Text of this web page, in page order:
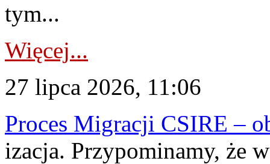
tym...
Więcej...
27 lipca 2026, 11:06
Proces Migracji CSIRE –
izacja. Przypominamy, że